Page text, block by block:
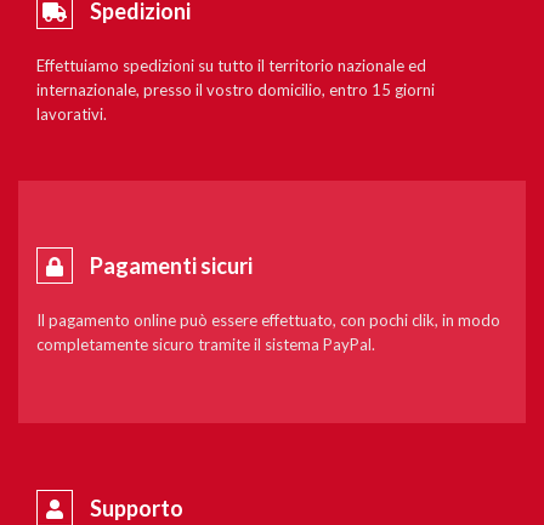
Spedizioni
Effettuiamo spedizioni su tutto il territorio nazionale ed
internazionale, presso il vostro domicilio, entro 15 giorni
lavorativi.
Pagamenti sicuri
Il pagamento online può essere effettuato, con pochi clik, in modo
completamente sicuro tramite il sistema PayPal.
Supporto